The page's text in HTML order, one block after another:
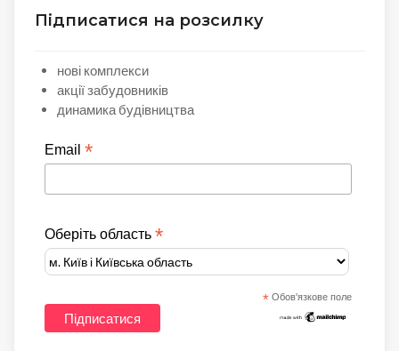
Підписатися на розсилку
нові комплекси
акції забудовників
динамика будівництва
Email *
Оберіть область *
* Обов'язкове поле